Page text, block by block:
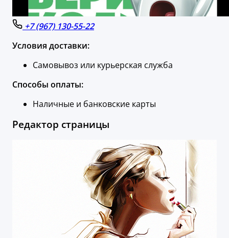
+7 (967) 130-55-22
Условия доставки:
Самовывоз или курьерская служба
Способы оплаты:
Наличные и банковские карты
Редактор страницы